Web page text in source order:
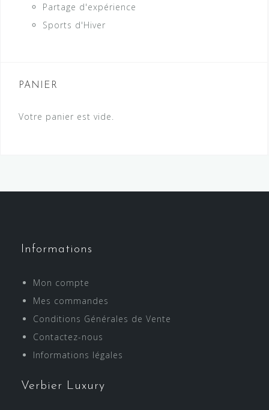
Partage d'expérience
Sports d'Hiver
PANIER
Votre panier est vide.
Informations
Mon compte
Mes commandes
Conditions Générales de Vente
Contactez-nous
Informations légales
Verbier Luxury